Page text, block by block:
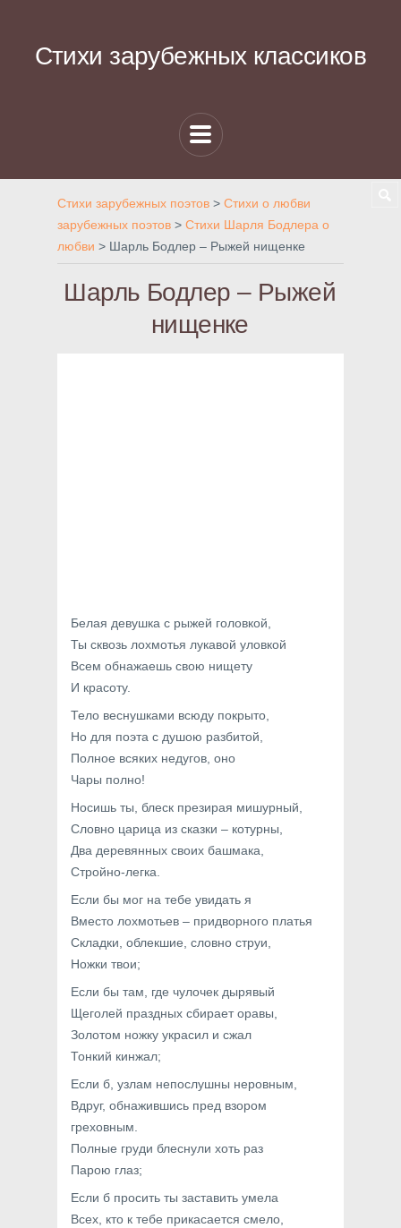
Стихи зарубежных классиков
Стихи зарубежных поэтов > Стихи о любви
зарубежных поэтов > Стихи Шарля Бодлера о
любви > Шарль Бодлер – Рыжей нищенке
Шарль Бодлер – Рыжей
нищенке
Белая девушка с рыжей головкой,
Ты сквозь лохмотья лукавой уловкой
Всем обнажаешь свою нищету
И красоту.
Тело веснушками всюду покрыто,
Но для поэта с душою разбитой,
Полное всяких недугов, оно
Чары полно!
Носишь ты, блеск презирая мишурный,
Словно царица из сказки – котурны,
Два деревянных своих башмака,
Стройно-легка.
Если бы мог на тебе увидать я
Вместо лохмотьев – придворного платья
Складки, облекшие, словно струи,
Ножки твои;
Если бы там, где чулочек дырявый
Щеголей праздных сбирает оравы,
Золотом ножку украсил и сжал
Тонкий кинжал;
Если б, узлам непослушны неровным,
Вдруг, обнажившись пред взором
греховным.
Полные груди блеснули хоть раз
Парою глаз;
Если б просить ты заставить умела
Всех, кто к тебе прикасается смело,